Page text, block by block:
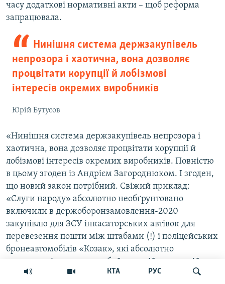
КТА РУС
часу додаткові нормативні акти – щоб реформа
запрацювала.
Нинішня система держзакупівель
непрозора і хаотична, вона дозволяє
процвітати корупції й лобізмові
інтересів окремих виробників
Юрій Бутусов
«Нинішня система держзакупівель непрозора і
хаотична, вона дозволяє процвітати корупції й
лобізмові інтересів окремих виробників. Повністю
в цьому згоден із Андрієм Загороднюком. І згоден,
що новий закон потрібний. Свіжий приклад:
«Слуги народу» абсолютно необґрунтовано
включили в держоборонзамовлення-2020
закупівлю для ЗСУ інкасаторських автівок для
перевезення пошти між штабами (!) і поліцейських
бронеавтомобілів «Козак», які абсолютно
непридатні для ведення бойових дій на першій
лінії фронту, де зараз найгостріший дефіцит бойової